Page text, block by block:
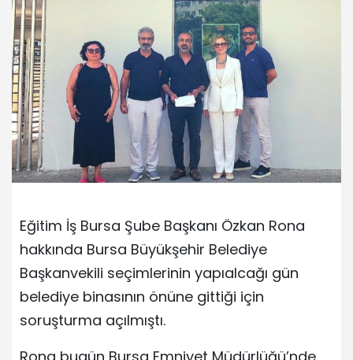
Eğitim İş Bursa Şube Başkanı Özkan Rona
hakkında Bursa Büyükşehir Belediye
Başkanvekili seçimlerinin yapıalcağı gün
belediye binasının önüne gittiği için
soruşturma açılmıştı.